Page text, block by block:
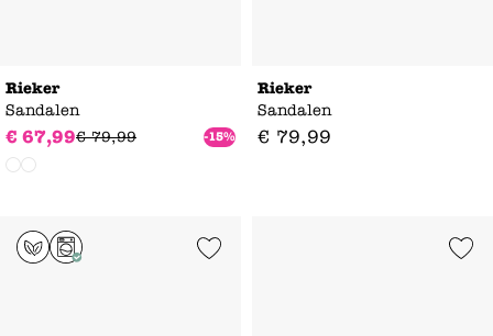
Rieker
Sandalen
€ 67,99€ 79,99 -15%
Rieker
Sandalen
€ 79,99
Add to Wishlist Add to